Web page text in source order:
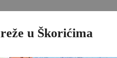
ZA OSTVARIVANJE PRAVA NA
PROGRAMA PREVENTIVNIH
u Škorićima